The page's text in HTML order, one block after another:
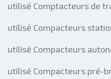
utilisé Comptacteurs de
utilisé Compacteurs
utilisé Compacteurs
utilisé Compacteurs pré-